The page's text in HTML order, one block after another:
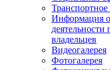
Информация
владельцев
Видеогалерея
Фотогалерея